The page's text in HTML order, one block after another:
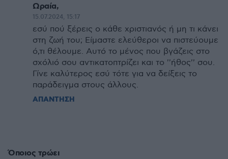
Ωραία,
15.07.2024, 15:17
εσύ πού ξέρεις ο κάθε χριστιανός ή μη τι κάνει
στη ζωή του; Είμαστε ελεύθεροι να πιστεύουμε
ό,τι θέλουμε. Αυτό το μένος που βγάζεις στο
σχόλιό σου αντικατοπτρίζει και το ''ήθος'' σου.
Γίνε καλύτερος εσύ τότε για να δείξεις το
παράδειγμα στους άλλους.
ΑΠΑΝΤΗΣΗ
Όποιος τρώει